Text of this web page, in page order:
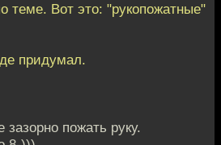
теме. Вот это: "рукопожатные"
придумал.
зазорно пожать руку.